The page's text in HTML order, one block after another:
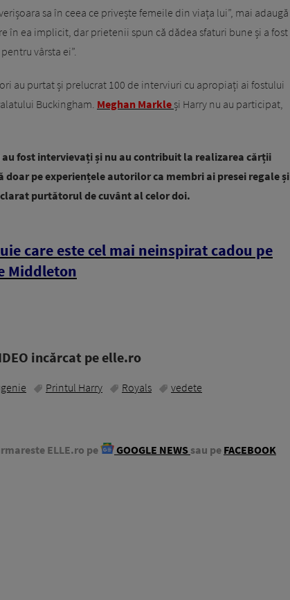
sa în ceea ce privește femeile din viața lui”, mai adaugă
în ea implicit, dar prietenii spun că dădea sfaturi bune și a fost
vârsta ei”.
au purtat și prelucrat 100 de interviuri cu apropiați ai fostului
Buckingham. Meghan Markleși Harry nu au participat,
au fost intervievați și nu au contribuit la realizarea cărții
doar pe experiențele autorilor ca membri ai presei regale și
purtătorul de cuvânt al celor doi.
care este cel mai neinspirat cadou pe
Middleton
incărcat pe elle.ro
Printul Harry Royals vedete
ELLE.ro pe GOOGLE NEWS sau pe FACEBOOK